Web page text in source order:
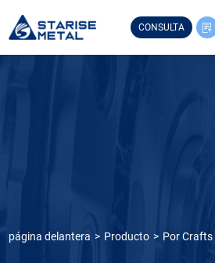
CONSULTA
Select Language▼
página delantera Producto Por Crafts